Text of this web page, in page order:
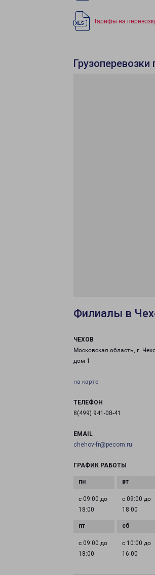
Тарифы на
Филиалы в
ЧЕХОВ
Московская область, г.
дом 1
на карте
ТЕЛЕФОН
8(499) 941-08-41
EMAIL
chehov-fr@pecom.ru
ГРАФИК РАБОТЫ
с 09:00 до
18:00
с 09:00 до
18:00
с 09:00 до
18:00
с 10:00 до
16:00